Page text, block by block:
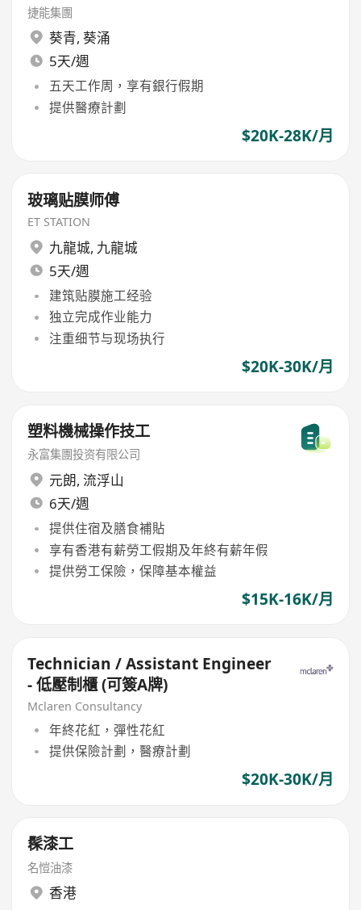
捷能集團
葵青, 葵涌
5天/週
五天工作周，享有銀行假期
提供醫療計劃
$20K-28K/月
玻璃贴膜师傅
ET STATION
九龍城, 九龍城
5天/週
建筑贴膜施工经验
独立完成作业能力
注重细节与现场执行
$20K-30K/月
塑料機械操作技工
永富集團投资有限公司
元朗, 流浮山
6天/週
提供住宿及膳食補貼
享有香港有薪勞工假期及年終有薪年假
提供勞工保險，保障基本權益
$15K-16K/月
Technician / Assistant Engineer
- 低壓制櫃 (可簽A牌)
Mclaren Consultancy
年終花紅，彈性花紅
提供保險計劃，醫療計劃
$20K-30K/月
髹漆工
名愷油漆
香港